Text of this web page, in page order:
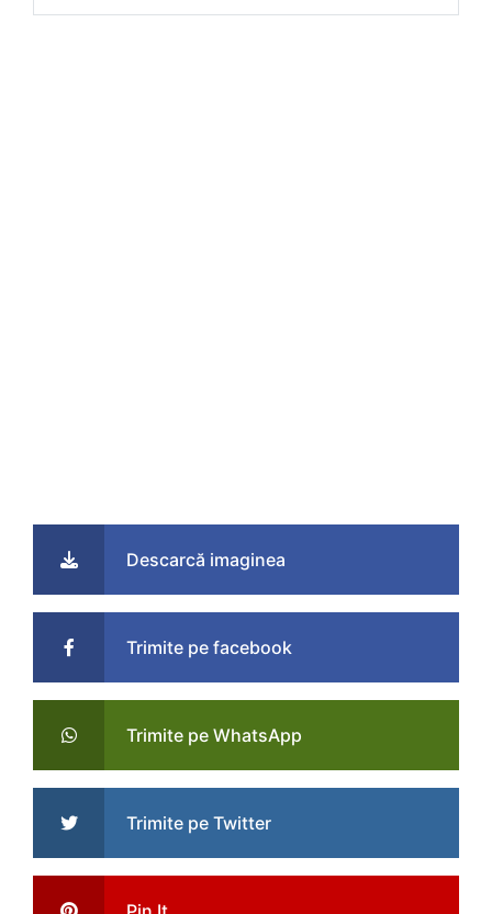
Descarcă imaginea
Trimite pe facebook
Trimite pe WhatsApp
Trimite pe Twitter